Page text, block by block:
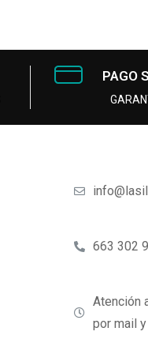
PAGO
663 302
Atención
por mail